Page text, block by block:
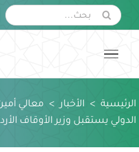
البحث
عن:
الرئيسية > الأخبار > معالي
الدولي يستقبل وزير الأوقاف